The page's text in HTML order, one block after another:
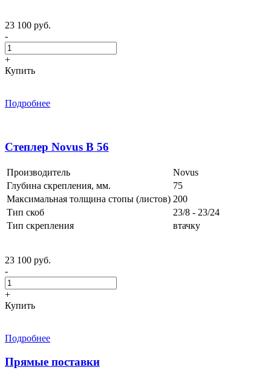
23 100 руб.
-
+
Купить
Подробнее
Степлер Novus B 56
Производитель
Novus
Глубина скрепления, мм.
75
Максимальная толщина стопы (листов) 200
Тип скоб
23/8 - 23/24
Тип скрепления
втачку
23 100 руб.
-
+
Купить
Подробнее
Прямые поставки